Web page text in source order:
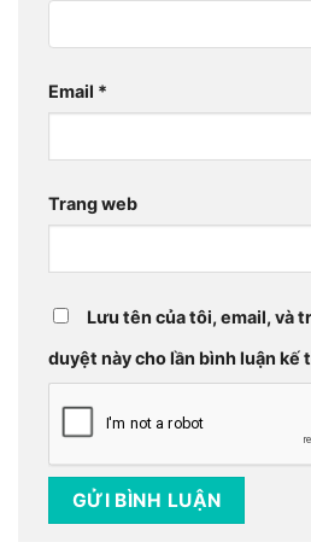
Email *
Trang web
Lưu tên của tôi, email, và
duyệt này cho lần bình luận kế